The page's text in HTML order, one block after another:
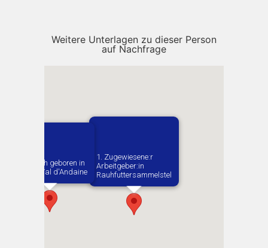
Weitere Unterlagen zu dieser Person
auf Nachfrage
Vermutlich geboren in
Juvigny Val d'Andaine
1. Zugewiesene:r
Arbeitgeber:in​
Rauhfuttersammelstelle